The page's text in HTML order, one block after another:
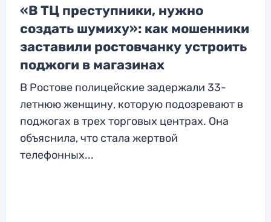
«В ТЦ преступники, нужно
создать шумиху»: как мошенники
заставили ростовчанку устроить
поджоги в магазинах
В Ростове полицейские задержали 33-
летнюю женщину, которую подозревают в
поджогах в трех торговых центрах. Она
объяснила, что стала жертвой
телефонных...